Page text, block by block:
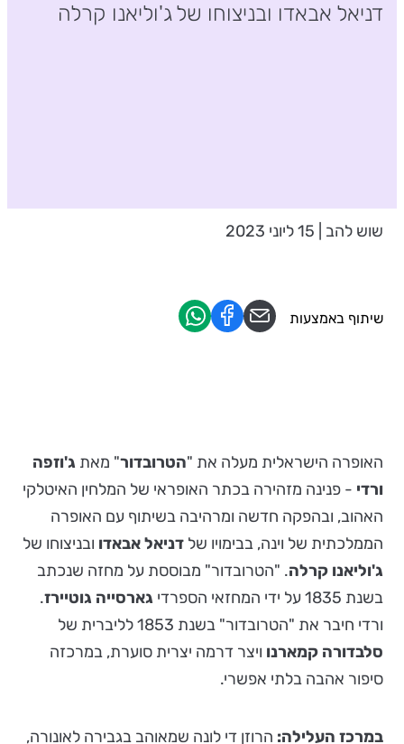
דניאל אבאדו ובניצוחו של ג'וליאנו קרלה
שוש להב | 15 ליוני 2023
האופרה הישראלית מעלה את "הטרובדור" מאת ג'וזפה
ורדי - פנינה מזהירה בכתר האופראי של המלחין האיטלקי
האהוב, ובהפקה חדשה ומרהיבה בשיתוף עם האופרה
הממלכתית של וינה, בבימויו של דניאל אבאדו ובניצוחו של
ג'וליאנו קרלה. "הטרובדור" מבוססת על מחזה שנכתב
בשנת 1835 על ידי המחזאי הספרדי
גארסייה גוטיירז.
ורדי חיבר את "הטרובדור" בשנת 1853 לליברית של
סלבדורה קמארנו ויצר דרמה יצרית סוערת, במרכזה
סיפור אהבה בלתי אפשרי.
במרכז העלילה: הרוזן די לונה שמאוהב בגבירה לאונורה,
שיתוף באמצעות